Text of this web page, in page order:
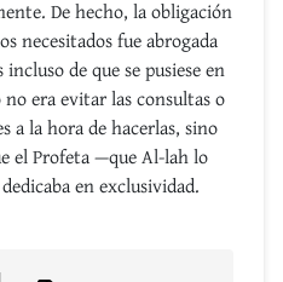
De hecho, la obligación
necesitados fue abrogada
de que se pusiese en
era evitar las consultas o
a la hora de hacerlas, sino
el Profeta —que Al-lah lo
en exclusividad.